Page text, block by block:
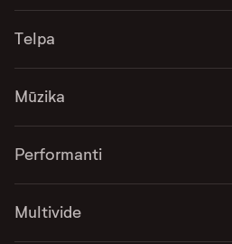
Telpa
Mūzika
Performanti
Multivide